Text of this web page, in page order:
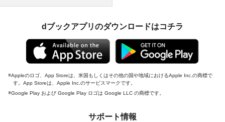
dブックアプリのダウンロードはコチラ
Appleのロゴ、App Storeは、米国もしくはその他の国や地域におけるApple Inc.の商標で
す。App Storeは、Apple Inc.のサービスマークです。
Google Play および Google Play ロゴは Google LLC の商標です。
サポート情報